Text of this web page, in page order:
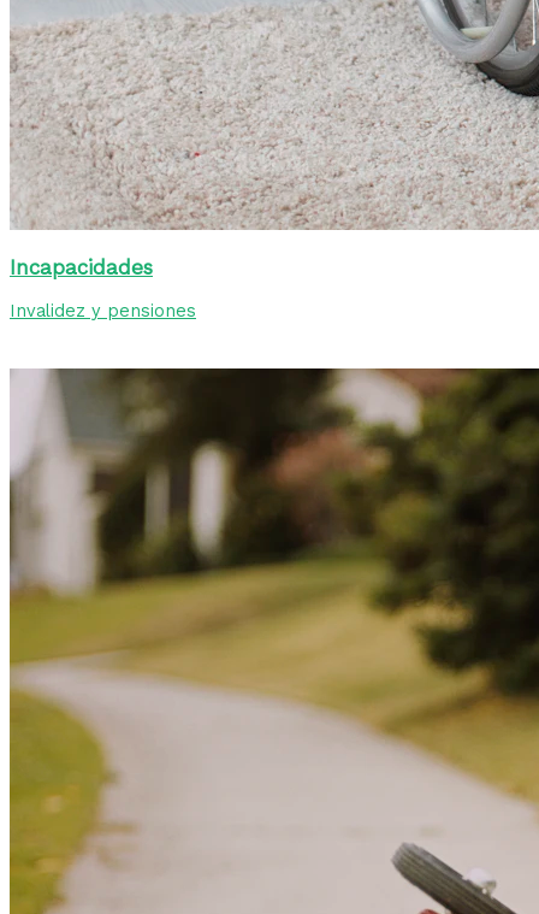
Incapacidades
Invalidez y pensiones